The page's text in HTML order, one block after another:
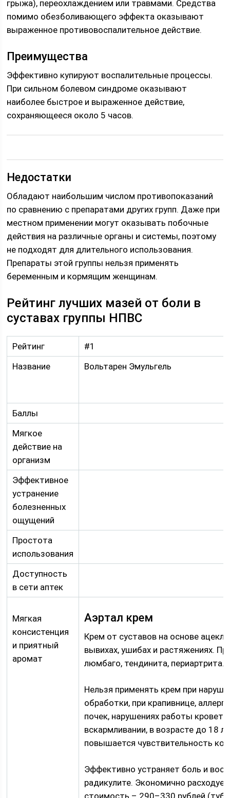
грыжа), переохлаждением или травмами. Средства
помимо обезболивающего эффекта оказывают
выраженное противовоспалительное действие.
Преимущества
Эффективно купируют воспалительные процессы.
При сильном болевом синдроме оказывают
наиболее быстрое и выраженное действие,
сохраняющееся около 5 часов.
Недостатки
Обладают наибольшим числом противопоказаний
по сравнению с препаратами других групп. Даже при
местном применении могут оказывать побочные
действия на различные органы и системы, поэтому
не подходят для длительного использования.
Препараты этой группы нельзя применять
беременным и кормящим женщинам.
Рейтинг лучших мазей от боли в
суставах группы НПВС
Рейтинг
#1
Название
Вольтарен Эмульгель
Баллы
Мягкое
действие на
организм
Эффективное
устранение
болезненных
ощущений
Простота
использования
Доступность
в сети аптек
Мягкая
консистенция
и приятный
аромат
Аэртал крем
Крем от суставов на основе
вывихах, ушибах и растяжениях.
люмбаго, тендинита, периартрита.
Нельзя применять крем при
обработки, при крапивнице,
почек, нарушениях работы
вскармливании, в возрасте до 18
повышается чувствительность
Эффективно устраняет боль и
радикулите. Экономично
стоимость – 290–330 рублей